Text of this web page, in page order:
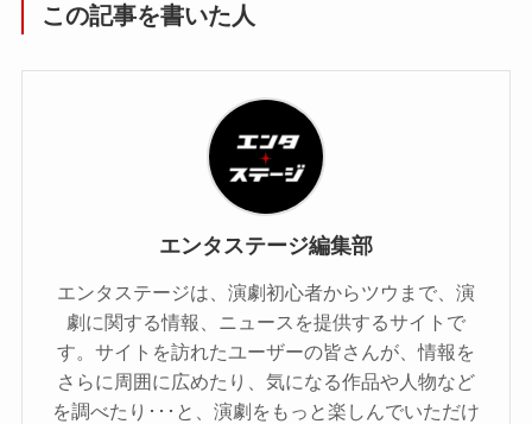
この記事を書いた人
エンタステージ編集部
エンタステージは、演劇初心者からツウまで、演
劇に関する情報、ニュースを提供するサイトで
す。サイトを訪れたユーザーの皆さんが、情報を
さらに周囲に広めたり、気になる作品や人物など
を調べたり･･･と、演劇をもっと楽しんでいただけ